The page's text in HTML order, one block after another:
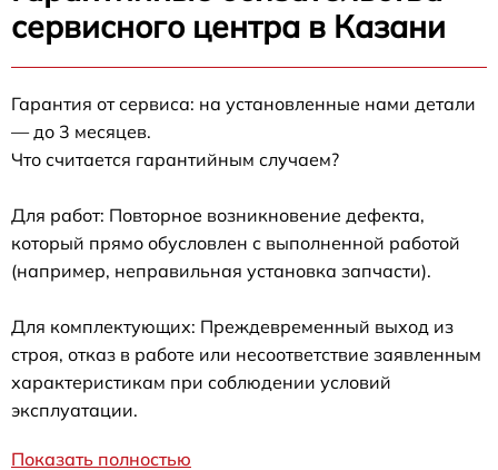
сервисного центра в Казани
Гарантия от сервиса: на установленные нами детали
— до 3 месяцев.
Что считается гарантийным случаем?
Для работ: Повторное возникновение дефекта,
который прямо обусловлен с выполненной работой
(например, неправильная установка запчасти).
Для комплектующих: Преждевременный выход из
строя, отказ в работе или несоответствие заявленным
характеристикам при соблюдении условий
эксплуатации.
Показать полностью